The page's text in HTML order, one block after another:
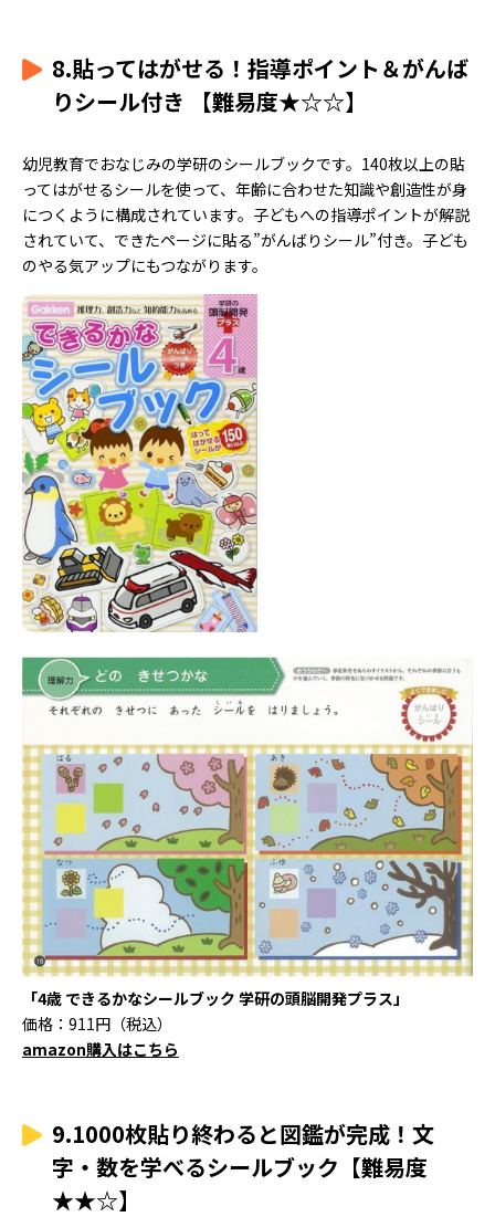
8.貼ってはがせる！指導ポイント＆がんば
りシール付き 【難易度★☆☆】
幼児教育でおなじみの学研のシールブックです。140枚以上の貼
ってはがせるシールを使って、年齢に合わせた知識や創造性が身
につくように構成されています。子どもへの指導ポイントが解説
されていて、できたページに貼る”がんばりシール”付き。子ども
のやる気アップにもつながります。
「4歳 できるかなシールブック 学研の頭脳開発プラス」
価格：911円（税込）
amazon購入はこちら
9.1000枚貼り終わると図鑑が完成！文
字・数を学べるシールブック【難易度
★★☆】